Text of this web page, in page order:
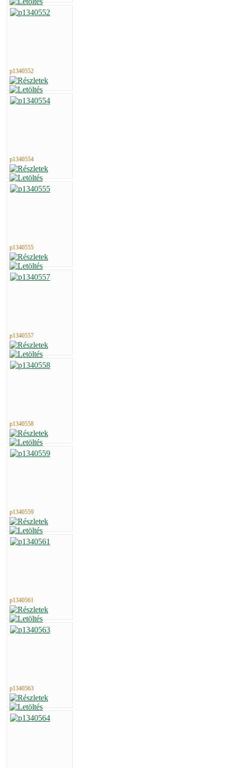
p1340552
p1340554
p1340555
p1340557
p1340558
p1340559
p1340561
p1340563